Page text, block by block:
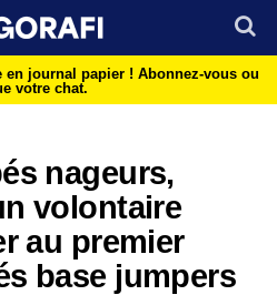
en journal papier ! Abonnez-vous ou
votre chat.
nageurs,
volontaire
au premier
base jumpers